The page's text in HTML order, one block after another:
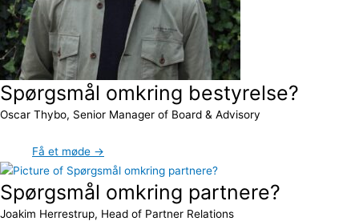
Spørgsmål omkring bestyrelse?
Oscar Thybo, Senior Manager of Board & Advisory
Få et møde →
Spørgsmål omkring partnere?
Joakim Herrestrup, Head of Partner Relations